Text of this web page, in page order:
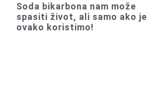
Soda bikarbona nam može
spasiti život, ali samo ako je
ovako koristimo!